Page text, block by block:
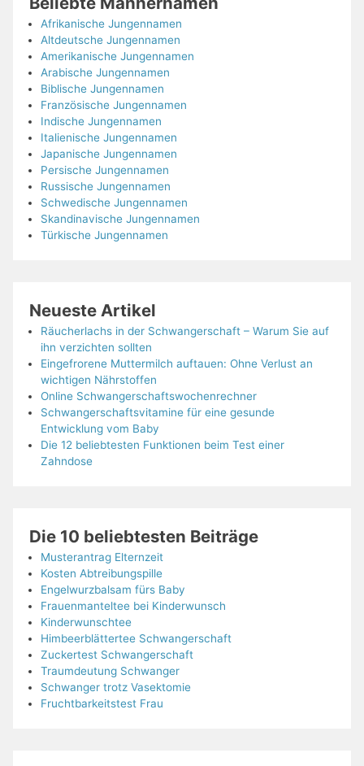
Afrikanische Jungennamen
Altdeutsche Jungennamen
Amerikanische Jungennamen
Arabische Jungennamen
Biblische Jungennamen
Französische Jungennamen
Indische Jungennamen
Italienische Jungennamen
Japanische Jungennamen
Persische Jungennamen
Russische Jungennamen
Schwedische Jungennamen
Skandinavische Jungennamen
Türkische Jungennamen
Neueste Artikel
Räucherlachs in der Schwangerschaft – Warum Sie auf
ihn verzichten sollten
Eingefrorene Muttermilch auftauen: Ohne Verlust an
wichtigen Nährstoffen
Online Schwangerschaftswochenrechner
Schwangerschaftsvitamine für eine gesunde
Entwicklung vom Baby
Die 12 beliebtesten Funktionen beim Test einer
Zahndose
Die 10 beliebtesten Beiträge
Musterantrag Elternzeit
Kosten Abtreibungspille
Engelwurzbalsam fürs Baby
Frauenmanteltee bei Kinderwunsch
Kinderwunschtee
Himbeerblättertee Schwangerschaft
Zuckertest Schwangerschaft
Traumdeutung Schwanger
Schwanger trotz Vasektomie
Fruchtbarkeitstest Frau